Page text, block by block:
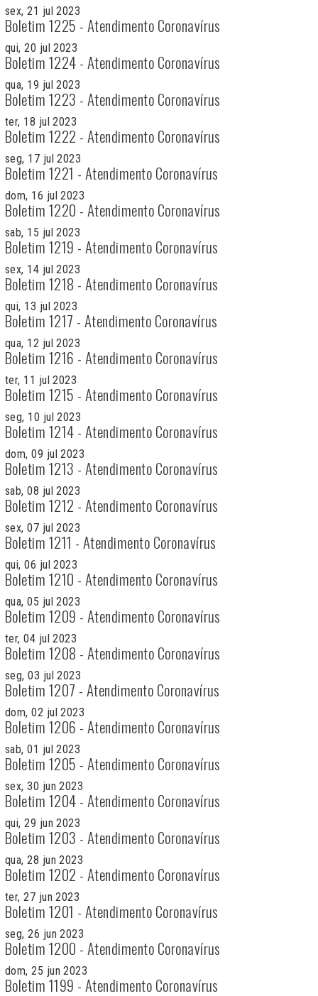
sex, 21 jul 2023
Boletim 1225 - Atendimento Coronavírus
qui, 20 jul 2023
Boletim 1224 - Atendimento Coronavírus
qua, 19 jul 2023
Boletim 1223 - Atendimento Coronavírus
ter, 18 jul 2023
Boletim 1222 - Atendimento Coronavírus
seg, 17 jul 2023
Boletim 1221 - Atendimento Coronavírus
dom, 16 jul 2023
Boletim 1220 - Atendimento Coronavírus
sab, 15 jul 2023
Boletim 1219 - Atendimento Coronavírus
sex, 14 jul 2023
Boletim 1218 - Atendimento Coronavírus
qui, 13 jul 2023
Boletim 1217 - Atendimento Coronavírus
qua, 12 jul 2023
Boletim 1216 - Atendimento Coronavírus
ter, 11 jul 2023
Boletim 1215 - Atendimento Coronavírus
seg, 10 jul 2023
Boletim 1214 - Atendimento Coronavírus
dom, 09 jul 2023
Boletim 1213 - Atendimento Coronavírus
sab, 08 jul 2023
Boletim 1212 - Atendimento Coronavírus
sex, 07 jul 2023
Boletim 1211 - Atendimento Coronavírus
qui, 06 jul 2023
Boletim 1210 - Atendimento Coronavírus
qua, 05 jul 2023
Boletim 1209 - Atendimento Coronavírus
ter, 04 jul 2023
Boletim 1208 - Atendimento Coronavírus
seg, 03 jul 2023
Boletim 1207 - Atendimento Coronavírus
dom, 02 jul 2023
Boletim 1206 - Atendimento Coronavírus
sab, 01 jul 2023
Boletim 1205 - Atendimento Coronavírus
sex, 30 jun 2023
Boletim 1204 - Atendimento Coronavírus
qui, 29 jun 2023
Boletim 1203 - Atendimento Coronavírus
qua, 28 jun 2023
Boletim 1202 - Atendimento Coronavírus
ter, 27 jun 2023
Boletim 1201 - Atendimento Coronavírus
seg, 26 jun 2023
Boletim 1200 - Atendimento Coronavírus
dom, 25 jun 2023
Boletim 1199 - Atendimento Coronavírus